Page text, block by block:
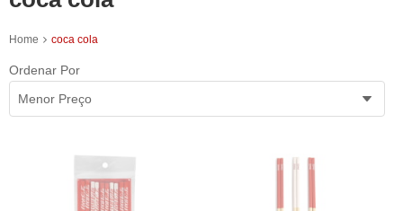
Home coca cola
Ordenar Por
Menor Preço